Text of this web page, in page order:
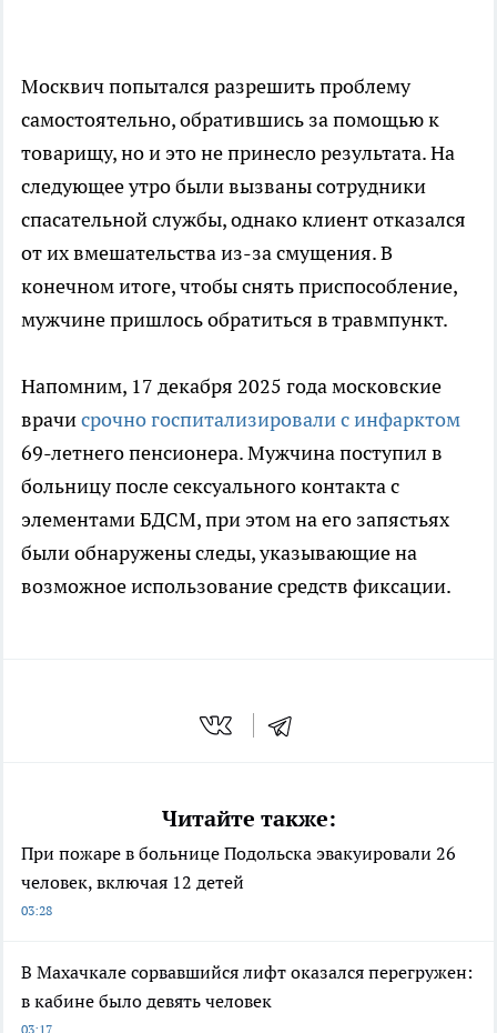
Москвич попытался разрешить проблему
самостоятельно, обратившись за помощью к
товарищу, но и это не принесло результата. На
следующее утро были вызваны сотрудники
спасательной службы, однако клиент отказался
от их вмешательства из-за смущения. В
конечном итоге, чтобы снять приспособление,
мужчине пришлось обратиться в травмпункт.
Напомним, 17 декабря 2025 года московские
врачисрочно госпитализировали с инфарктом
69-летнего пенсионера. Мужчина поступил в
больницу после сексуального контакта с
элементами БДСМ, при этом на его запястьях
были обнаружены следы, указывающие на
возможное использование средств фиксации.
Читайте также:
При пожаре в больнице Подольска эвакуировали 26
человек, включая 12 детей
03:28
В Махачкале сорвавшийся лифт оказался перегружен:
в кабине было девять человек
03:17